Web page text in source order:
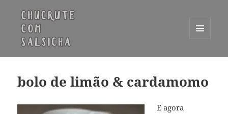
WIDGETS
bolo de limão & cardamomo
E agora